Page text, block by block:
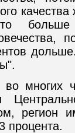
многих
регион
процента.